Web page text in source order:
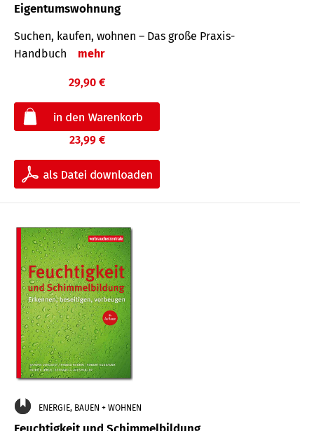
Eigentumswohnung
Suchen, kaufen, wohnen – Das große Praxis-
Handbuch
mehr
29,90 €
23,99 €
ENERGIE, BAUEN + WOHNEN